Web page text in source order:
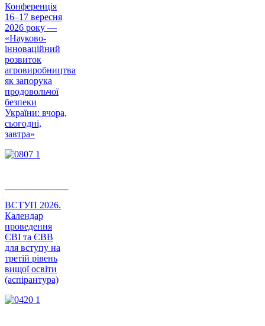
Конференція
16–17 вересня
2026 року —
«Науково-
інноваційний
розвиток
агровиробництва
як запорука
продовольчої
безпеки
України: вчора,
сьогодні,
завтра»
ВСТУП 2026.
Календар
проведення
ЄВІ та ЄВВ
для вступу на
третій рівень
вищої освіти
(аспірантура)